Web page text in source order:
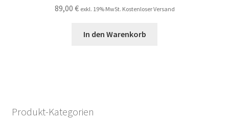
89,00 € exkl. 19% MwSt. Kostenloser Versand
In den Warenkorb
Produkt-Kategorien